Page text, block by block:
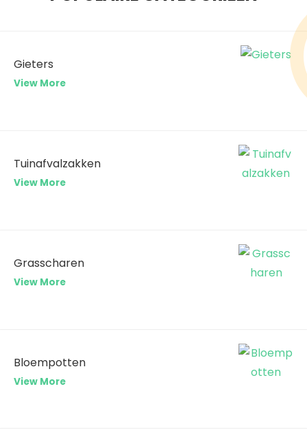
Gieters
View More
Tuinafvalzakken
View More
Grasscharen
View More
Bloempotten
View More